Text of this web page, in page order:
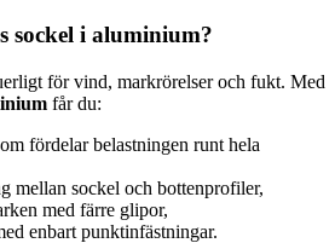
sockel i aluminium?
för vind, markrörelser och fukt. Med
får du:
fördelar belastningen runt hela
mellan sockel och bottenprofiler,
med färre glipor,
enbart punktinfästningar.